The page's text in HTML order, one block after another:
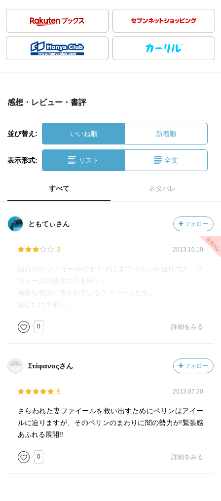
感想・レビュー・書評
並び替え: いいね順 新着順
表示形式: リスト 全文
すべて ネタバレ
ともてぃさん フォロー
3 2013.10.10
囚われのファイールのすぐそばまでペリンが辿りつき、フ
ァイールの救出に心を砕く。
過酷な状況に置かれているファイールたち。
読むだけで辛い。
0 詳細をみる
Στέφανοςさん フォロー
5 2013.07.20
さらわれた妻ファイールを救い出すためにペリンはアイー
ルに迫りますが、そのペリンのまわりに闇の勢力が!緊張感
あふれる展開!!
0 詳細をみる